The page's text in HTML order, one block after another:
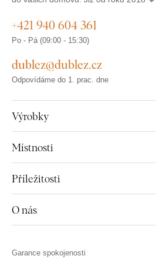
Výrobky
Místnosti
Příležitosti
O nás
+421 940 604 361
Po - Pá (09:00 - 15:30)
dublez@dublez.cz
Odpovídáme do 1. prac. dne
Garance spokojenosti